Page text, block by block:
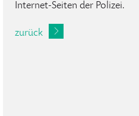
Internet-Seiten der Polizei.
zurück